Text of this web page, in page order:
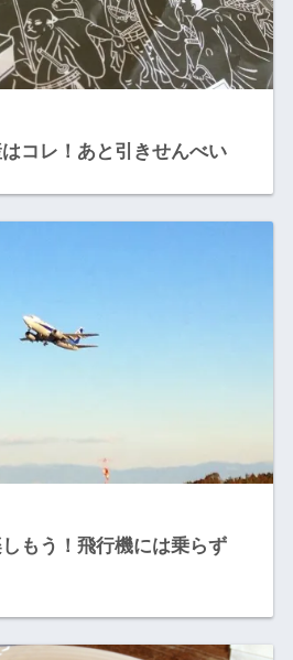
コレ！あと引きせんべい
もう！飛行機には乗らず